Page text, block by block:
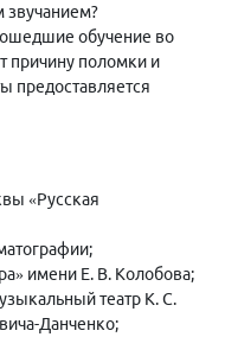
звучанием?
обучение во
причину поломки и
предоставляется
«Русская
имени Е. В. Колобова;
театр К. С.
Данченко;